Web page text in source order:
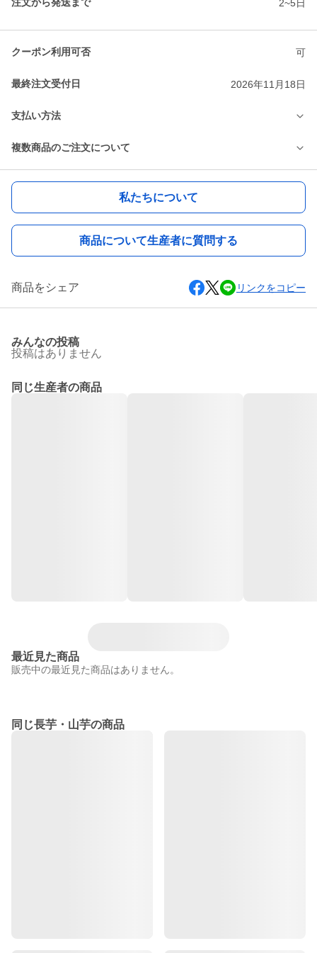
2~5日
クーポン利用可否 可
最終注文受付日 2026年11月18日
支払い方法
複数商品のご注文について
私たちについて
商品について生産者に質問する
商品をシェア リンクをコピー
みんなの投稿
投稿はありません
同じ生産者の商品
最近見た商品
販売中の最近見た商品はありません。
同じ長芋・山芋の商品